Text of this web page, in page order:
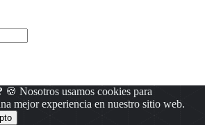
🍪 Nosotros usamos cookies para
mejor experiencia en nuestro sitio web.